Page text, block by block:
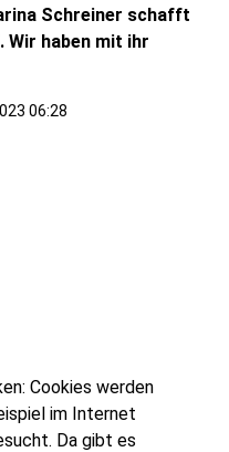
Schreiner schafft
Wir haben mit ihr
06:28
Cookies werden
im Internet
Da gibt es